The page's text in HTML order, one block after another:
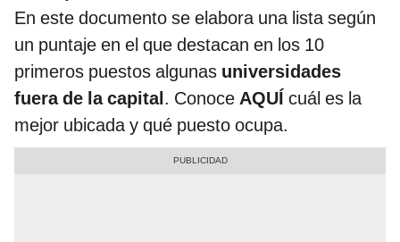
En este documento se elabora una lista según
un puntaje en el que destacan en los 10
primeros puestos algunas universidades
fuera de la capital. Conoce AQUÍ cuál es la
mejor ubicada y qué puesto ocupa.